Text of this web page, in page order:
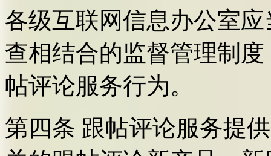
各级互联网信息办公室
查相结合的监督管理制
帖评论服务行为。
第四条 跟帖评论服务提